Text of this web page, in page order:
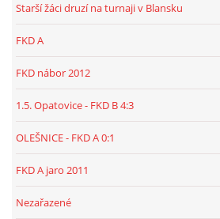
Starší žáci druzí na turnaji v Blansku
FKD A
FKD nábor 2012
1.5. Opatovice - FKD B 4:3
OLEŠNICE - FKD A 0:1
FKD A jaro 2011
Nezařazené